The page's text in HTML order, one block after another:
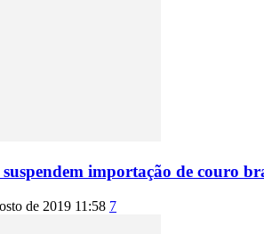
importação de couro
de 2019 11:58 7